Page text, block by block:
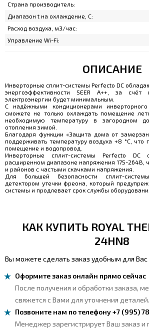
Страна производитель:
Диапазон t на охлаждение, C:
Расход воздуха, м3/час:
Управление Wi-Fi:
ОПИСАНИЕ
Инверторные сплит-системы Perfecto DC
энергоэффективности SEER A++, за счёт
электроэнергии будет минимальным.
С надёжными кондиционерами
сможете не только охлаждать помещение
необходимую температуру в загородном
отопления зимой.
Благодаря функции «Защита дома от
поддерживать температуру воздуха +8 °С, что
помещение и водопровод.
Инверторные сплит-системы Perfecto DC
расширенном диапазоне напряжения 175-264В,
и районов с частыми скачками напряжения.
Для большей безопасности сплит-
детектором утечки фреона, который
системы и продлевает срок службы
КАК КУПИТЬ ROYAL
24HN8
Вы можете сделать заказ удобным для Вас
Оформите заказ онлайн прямо сейчас
После получения и обработки заказа,
свяжется с Вами для уточнения деталей.
Позвоните нам по телефону +7 (995)
Менеджер зарегистрирует Ваш заказ